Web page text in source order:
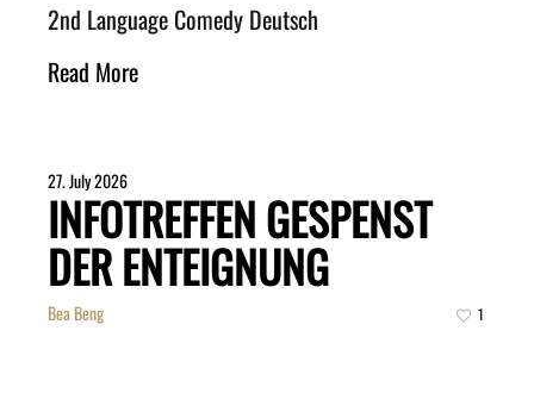
2nd Language Comedy Deutsch
Read More
27. July 2026
INFOTREFFEN GESPENST
DER ENTEIGNUNG
Bea Beng 1